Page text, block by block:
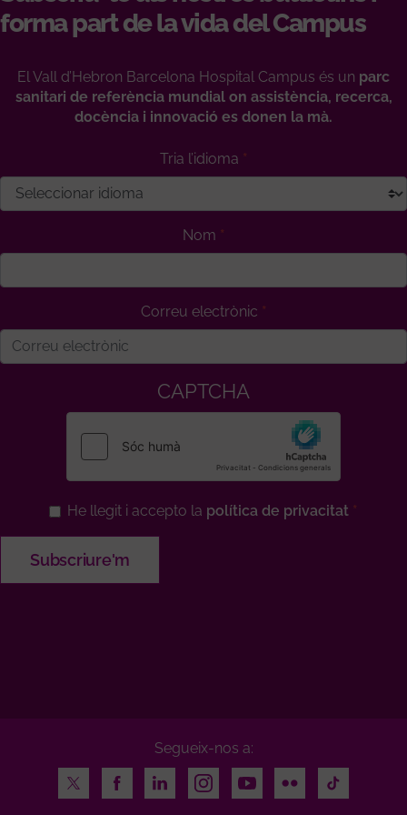
forma part de la vida del Campus
El Vall d’Hebron Barcelona Hospital Campus és un parc
sanitari de referència mundial on assistència, recerca,
docència i innovació es donen la mà.
Tria l’idioma
Nom
Correu electrònic
CAPTCHA
He llegit i accepto la política de privacitat
Segueix-nos a:
Twitter
FacebookLinkedInInstagramYoutubeFlickr TikTok